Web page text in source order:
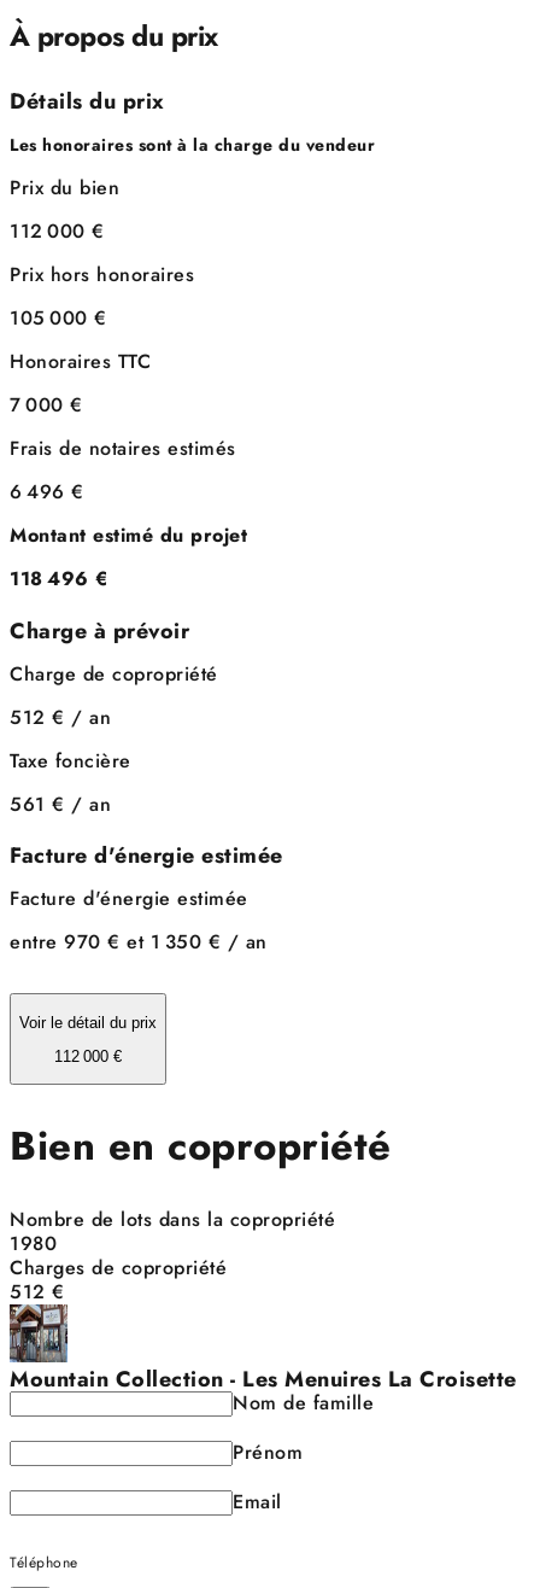
À propos du prix
Détails du prix
Les honoraires sont à la charge du vendeur
Prix du bien
112 000 €
Prix hors honoraires
105 000 €
Honoraires TTC
7 000 €
Frais de notaires estimés
6 496 €
Montant estimé du projet
118 496 €
Charge à prévoir
Charge de copropriété
512 € / an
Taxe foncière
561 € / an
Facture d'énergie estimée
Facture d'énergie estimée
entre 970 € et 1 350 € / an
Voir le détail du prix
112 000 €
Bien en copropriété
Nombre de lots dans la copropriété
1980
Charges de copropriété
512 €
Mountain Collection - Les Menuires La Croisette
Nom de famille
Prénom
Email
Téléphone